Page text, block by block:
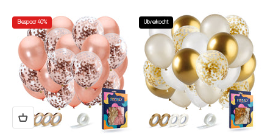
Bespaar 40% Uitverkocht